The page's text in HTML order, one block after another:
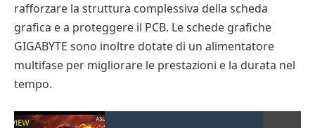
rafforzare la struttura complessiva della scheda
grafica e a proteggere il PCB. Le schede grafiche
GIGABYTE sono inoltre dotate di un alimentatore
multifase per migliorare le prestazioni e la durata nel
tempo.